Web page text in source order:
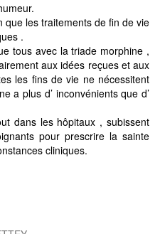
que les traitements de fin de vie
.
tous avec la triade morphine ,
aux idées reçues et aux
les fins de vie ne nécessitent
a plus d’ inconvénients que d’
dans les hôpitaux , subissent
pour prescrire la sainte
cliniques.